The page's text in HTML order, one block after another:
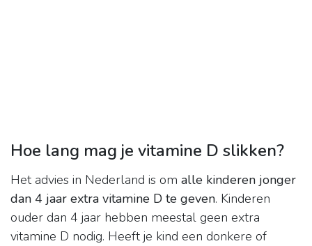
Hoe lang mag je vitamine D slikken?
Het advies in Nederland is om alle kinderen jonger
dan 4 jaar extra vitamine D te geven. Kinderen
ouder dan 4 jaar hebben meestal geen extra
vitamine D nodig. Heeft je kind een donkere of